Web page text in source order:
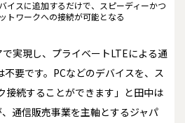
イスに追加するだけで、スピーディーかつ
トワークへの接続が可能となる
で実現し、プライベートLTEによる通
要です。PCなどのデバイスを、ス
接続することができます」と田中は
通信販売事業を主軸とするジャパ